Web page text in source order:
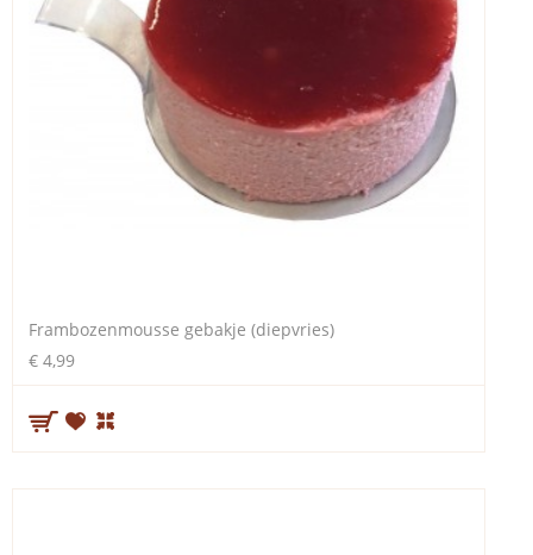
Frambozenmousse gebakje (diepvries)
€ 4,99